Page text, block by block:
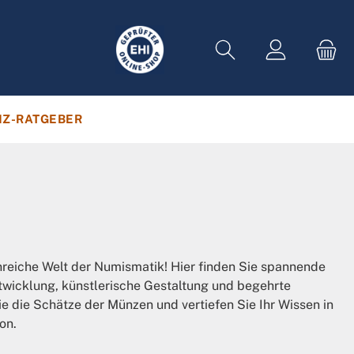
RATGEBER
Welt der Numismatik! Hier finden Sie spannende
künstlerische Gestaltung und begehrte
die Schätze der Münzen und vertiefen Sie Ihr Wissen in